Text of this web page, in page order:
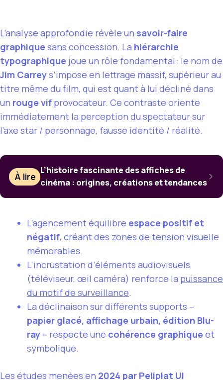
L’analyse approfondie révèle un savoir-faire
graphique sans concession. La hiérarchie
typographique joue un rôle fondamental : le nom de
Jim Carreys’impose en lettrage massif, supérieur au
titre même du film, qui est quant à lui décliné dans
un rouge vif provocateur. Ce contraste oriente
immédiatement la perception du spectateur sur
l’axe star / personnage, fausse identité / réalité.
À lire
L’histoire fascinante des affiches de
cinéma : origines, créations et tendances
L’agencement équilibre espace positif et
négatif, créant des zones de tension visuelle
mémorables.
L’incrustation d’éléments audiovisuels
(téléviseur, œil caméra) renforce la puissance
du motif de surveillance.
La déclinaison sur différents supports –
papier glacé, affichage urbain, édition Blu-
ray – respecte une cohérence graphique et
symbolique.
Les études menées en 2024 par Peliplat UI